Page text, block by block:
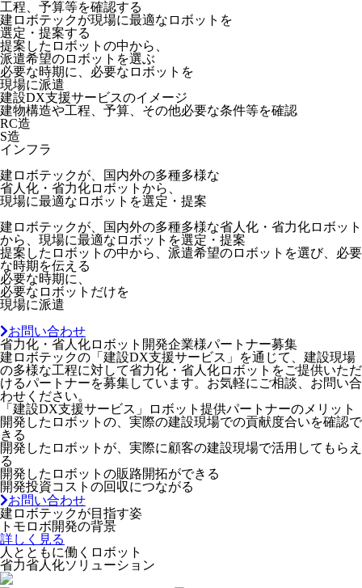
工程、予算等を確認する
建ロボテックが現場に最適なロボットを
選定・提案する
提案したロボットの中から、
派遣希望のロボットを選ぶ
必要な時期に、必要なロボットを
現場に派遣
建設DX支援サービスのイメージ
建物構造や工程、予算、その他必要な条件等を確認
RC造
S造
インフラ
建ロボテックが、国内外の多種多様な
省人化・省力化ロボットから、
現場に最適なロボットを選定・提案
建ロボテックが、国内外の多種多様な省人化・省力化ロボット
から、現場に最適なロボットを選定・提案
提案したロボットの中から、派遣希望のロボットを選び、必要
な時期を伝える
必要な時期に、
必要なロボットだけを
現場に派遣
お問い合わせ
省力化・省人化ロボット開発企業様パートナー募集
建ロボテックの「建設DX支援サービス」を通じて、建設現場
の多様な工程に対して省力化・省人化ロボットをご提供いただ
けるパートナーを募集しています。お気軽にご相談、お問い合
わせください。
「建設DX支援サービス」ロボット提供パートナーのメリット
開発したロボットの、実際の建設現場での貢献度合いを確認で
きる
開発したロボットが、実際に顧客の建設現場で活用してもらえ
る
開発したロボットの販路開拓ができる
開発投資コストの回収につながる
お問い合わせ
建ロボテックが目指す姿
トモロボ開発の背景
詳しく見る
人とともに働くロボット
省力省人化ソリューション